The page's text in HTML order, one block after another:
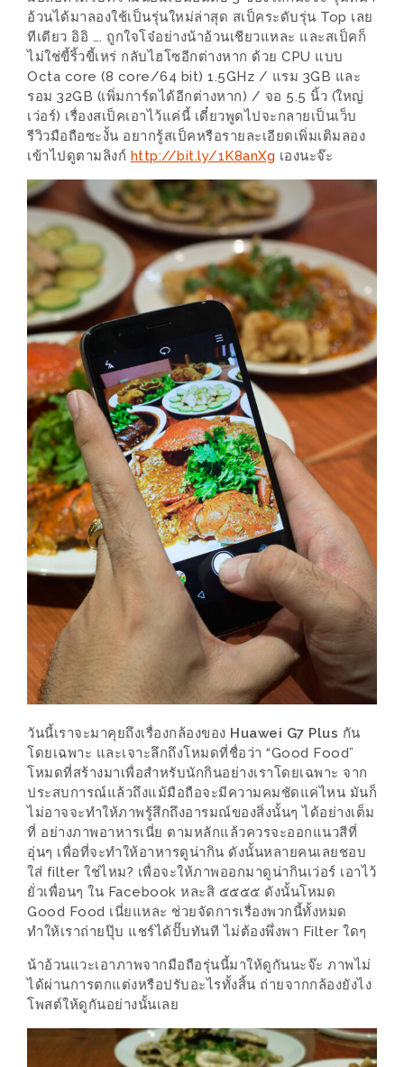
ต้อง
ไป
ลอง
16
ร้าน
อร่อย
ที่
ต้อง
มา
ลอง
ถนน
คน
เดิน
วัน
อาทิตย์
ท่าแพ
เชียงใหม่
CART
CHECKOUT
DRAFT
–
บาร์บีคิว
กับ
หนุ่ม
บ้านนา
เมนู
เด็ด
จาก
ANNA
FARM
ที่
ใจ
กรรมการ
THE
อ้วนได้มาลองใช้เป็นรุ่นใหม่ล่าสุด สเป็คระดับรุ่น Top เลย
ทีเดียว อิอิ …. ถูกใจโจ๋อย่างน้าอ้วนเชียวแหละ และสเป็คก็
ไม่ใช่ขี้ริ้วขี้เหร่ กลับไฮโซอีกต่างหาก ด้วย CPU แบบ
Octa core (8 core/64 bit) 1.5GHz / แรม 3GB และ
รอม 32GB (เพิ่มการ์ดได้อีกต่างหาก) / จอ 5.5 นิ้ว (ใหญ่
เว่อร์) เรื่องสเป็คเอาไว้แค่นี้ เดี๋ยวพูดไปจะกลายเป็นเว็บ
รีวิวมือถือซะงั้น อยากรู้สเป็คหรือรายละเอียดเพิ่มเติมลอง
เข้าไปดูตามลิงก์ http://bit.ly/1K8anXg เองนะจ๊ะ
วันนี้เราจะมาคุยถึงเรื่องกล้องของ Huawei G7 Plus กัน
โดยเฉพาะ และเจาะลึกถึงโหมดที่ชื่อว่า “Good Food”
โหมดที่สร้างมาเพื่อสำหรับนักกินอย่างเราโดยเฉพาะ จาก
ประสบการณ์แล้วถึงแม้มือถือจะมีความคมชัดแค่ไหน มันก็
ไม่อาจจะทำให้ภาพรู้สึกถึงอารมณ์ของสิ่งนั้นๆ ได้อย่างเต็ม
ที่ อย่างภาพอาหารเนี่ย ตามหลักแล้วควรจะออกแนวสีที่
อุ่นๆ เพื่อที่จะทำให้อาหารดูน่ากิน ดังนั้นหลายคนเลยชอบ
ใส่ filter ใช่ไหม? เพื่อจะให้ภาพออกมาดูน่ากินเว่อร์ เอาไว้
ยั่วเพื่อนๆ ใน Facebook หละสิ ๕๕๕๕ ดังนั้นโหมด
Good Food เนี่ยแหละ ช่วยจัดการเรื่องพวกนี้ทั้งหมด
ทำให้เราถ่ายปุ๊บ แชร์ได้ปั๊บทันที ไม่ต้องพึ่งพา Filter ใดๆ
น้าอ้วนแวะเอาภาพจากมือถือรุ่นนี้มาให้ดูกันนะจ๊ะ ภาพไม่
ได้ผ่านการตกแต่งหรือปรับอะไรทั้งสิ้น ถ่ายจากกล้องยังไง
โพสต์ให้ดูกันอย่างนั้นเลย